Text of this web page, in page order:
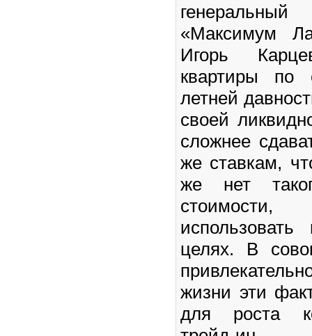
«Максимум
Игорь
квартиры по
летней
своей
сложнее
же ставкам,
же нет
целях. В
жизни эти
для роста